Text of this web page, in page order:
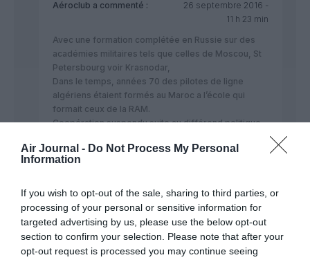
Air Journal - Do Not Process My Personal
Information
If you wish to opt-out of the sale, sharing to third parties, or
processing of your personal or sensitive information for
targeted advertising by us, please use the below opt-out
section to confirm your selection. Please note that after your
opt-out request is processed you may continue seeing
Aéroclub a commenté :
26 septembre 2016 -
11 h 23 min
Avec une formation complétée en Russie sur des
académies militaires tels que celles de Moscou, St
Petersbourg voir Krasnodar,
Dans le temps, années 70 des pilotes de ligne
algériens étaient formés au Maroc a l’école qui
formait ceux de la RAM.
Coopération suspendu suite au différend politique
Justin Fair a commenté :
26 septembre 2016 - 9 h
@ A330-200:”la filière des cadets à essayé et le résultat